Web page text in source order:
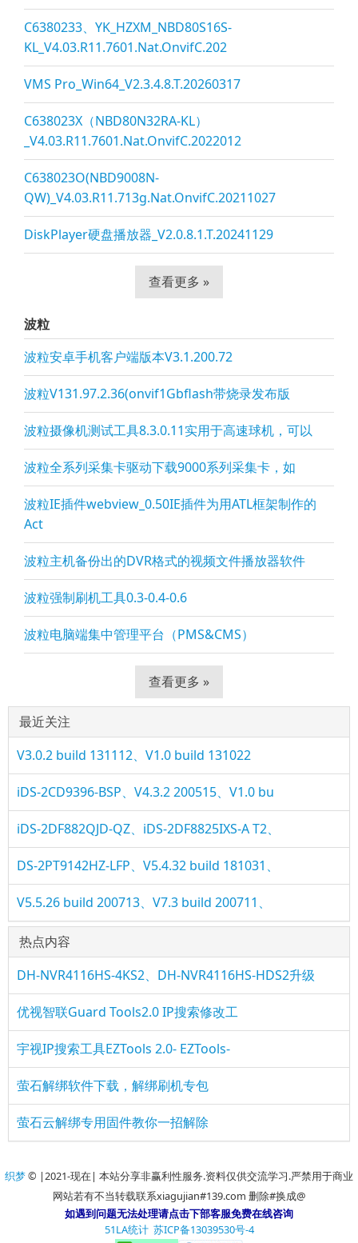
C6380233、YK_HZXM_NBD80S16S-
KL_V4.03.R11.7601.Nat.OnvifC.202
VMS Pro_Win64_V2.3.4.8.T.20260317
C638023X（NBD80N32RA-KL）
_V4.03.R11.7601.Nat.OnvifC.2022012
C638023O(NBD9008N-
QW)_V4.03.R11.713g.Nat.OnvifC.20211027
DiskPlayer硬盘播放器_V2.0.8.1.T.20241129
查看更多 »
波粒
波粒安卓手机客户端版本V3.1.200.72
波粒V131.97.2.36(onvif1Gbflash带烧录发布版
波粒摄像机测试工具8.3.0.11实用于高速球机，可以
波粒全系列采集卡驱动下载9000系列采集卡，如
波粒IE插件webview_0.50IE插件为用ATL框架制作的
Act
波粒主机备份出的DVR格式的视频文件播放器软件
波粒强制刷机工具0.3-0.4-0.6
波粒电脑端集中管理平台（PMS&CMS）
查看更多 »
最近关注
V3.0.2 build 131112、V1.0 build 131022
iDS-2CD9396-BSP、V4.3.2 200515、V1.0 bu
iDS-2DF882QJD-QZ、iDS-2DF8825IXS-A T2、
DS-2PT9142HZ-LFP、V5.4.32 build 181031、
V5.5.26 build 200713、V7.3 build 200711、
热点内容
DH-NVR4116HS-4KS2、DH-NVR4116HS-HDS2升级
优视智联Guard Tools2.0 IP搜索修改工
宇视IP搜索工具EZTools 2.0- EZTools-
萤石解绑软件下载，解绑刷机专包
萤石云解绑专用固件教你一招解除
织梦© |2021-现在| 本站分享非赢利性服务.资料仅供交流学习.严禁用于商业
网站若有不当转载联系xiagujian#139.com 删除#换成@
如遇到问题无法处理请点击下部客服免费在线咨询
51LA统计 苏ICP备13039530号-4